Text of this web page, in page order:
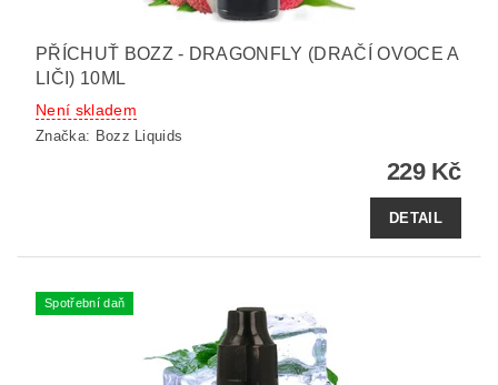
PŘÍCHUŤ BOZZ - DRAGONFLY (DRAČÍ OVOCE A
LIČI) 10ML
Není skladem
Značka: Bozz Liquids
229 Kč
DETAIL
Spotřební daň